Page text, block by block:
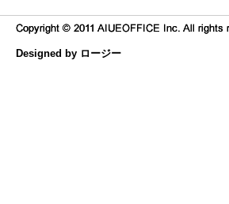
Designed by ロージー